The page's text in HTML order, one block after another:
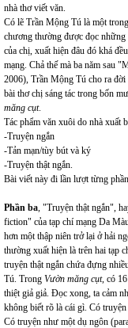
nhà thơ viết văn.
Có lẽ Trần Mộng Tú là một
chương thường được đọc
của chị, xuất hiện đâu đó khá
mạng. Chả thế mà ba năm sau
2006), Trần Mộng Tú cho ra
bài thơ chị sáng tác trong bốn
măng cụt.
Tác phẩm văn xuôi do nhà xuất
-Truyện ngắn
-Tản mạn/tùy bút và ký
-Truyện thật ngắn.
Bài viết này đi lần lượt từng
Phần ba, "Truyện thật ngắn",
fiction" của tạp chí mạng Da
hơn một thập niên trở lại ở hải
thường xuất hiện là trên hai tạp
truyện thật ngắn chứa đựng
Tú. Trong Vườn măng cụt, có
thiệt giả giả. Đọc xong, ta cảm
không biết rõ là cái gì. Có
Có truyện như một dụ ngôn